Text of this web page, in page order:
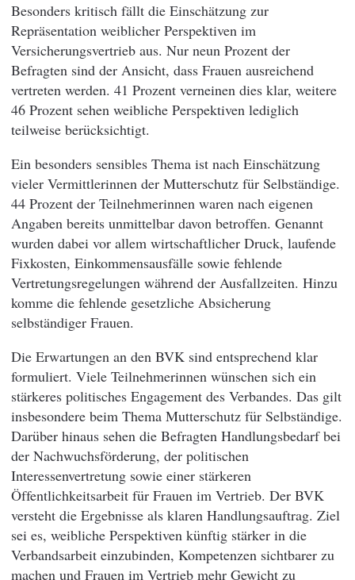
Besonders kritisch fällt die Einschätzung zur
Repräsentation weiblicher Perspektiven im
Versicherungsvertrieb aus. Nur neun Prozent der
Befragten sind der Ansicht, dass Frauen ausreichend
vertreten werden. 41 Prozent verneinen dies klar, weitere
46 Prozent sehen weibliche Perspektiven lediglich
teilweise berücksichtigt.
Ein besonders sensibles Thema ist nach Einschätzung
vieler Vermittlerinnen der Mutterschutz für Selbständige.
44 Prozent der Teilnehmerinnen waren nach eigenen
Angaben bereits unmittelbar davon betroffen. Genannt
wurden dabei vor allem wirtschaftlicher Druck, laufende
Fixkosten, Einkommensausfälle sowie fehlende
Vertretungsregelungen während der Ausfallzeiten. Hinzu
komme die fehlende gesetzliche Absicherung
selbständiger Frauen.
Die Erwartungen an den BVK sind entsprechend klar
formuliert. Viele Teilnehmerinnen wünschen sich ein
stärkeres politisches Engagement des Verbandes. Das gilt
insbesondere beim Thema Mutterschutz für Selbständige.
Darüber hinaus sehen die Befragten Handlungsbedarf bei
der Nachwuchsförderung, der politischen
Interessenvertretung sowie einer stärkeren
Öffentlichkeitsarbeit für Frauen im Vertrieb. Der BVK
versteht die Ergebnisse als klaren Handlungsauftrag. Ziel
sei es, weibliche Perspektiven künftig stärker in die
Verbandsarbeit einzubinden, Kompetenzen sichtbarer zu
machen und Frauen im Vertrieb mehr Gewicht zu